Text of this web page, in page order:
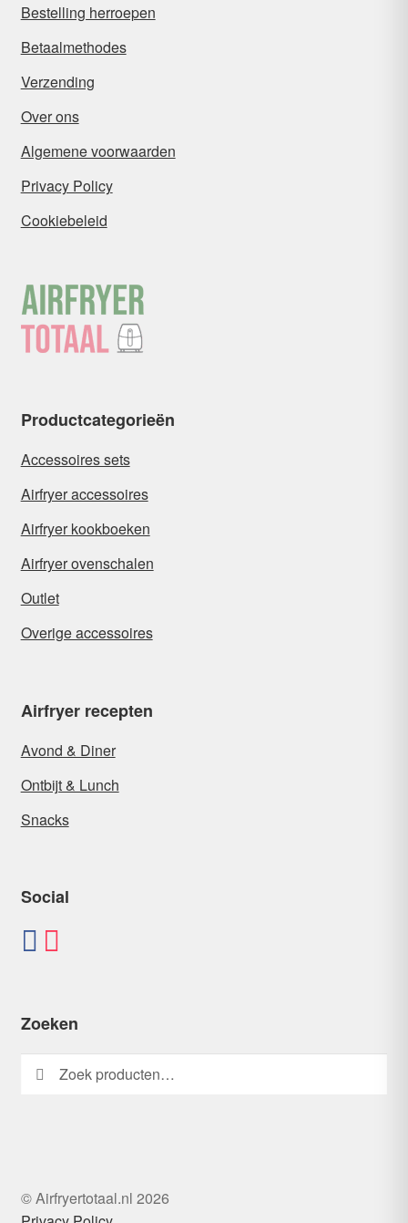
Bestelling herroepen
Betaalmethodes
Verzending
Over ons
Algemene voorwaarden
Privacy Policy
Cookiebeleid
Productcategorieën
Accessoires sets
Airfryer accessoires
Airfryer kookboeken
Airfryer ovenschalen
Outlet
Overige accessoires
Airfryer recepten
Avond & Diner
Ontbijt & Lunch
Snacks
Social
Zoeken
Zoeken
naar:
Zoeken
© Airfryertotaal.nl 2026